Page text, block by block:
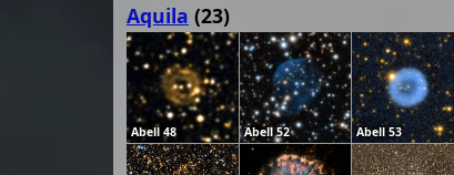
Aquila (23)
Abell 48 Abell 52 Abell 53